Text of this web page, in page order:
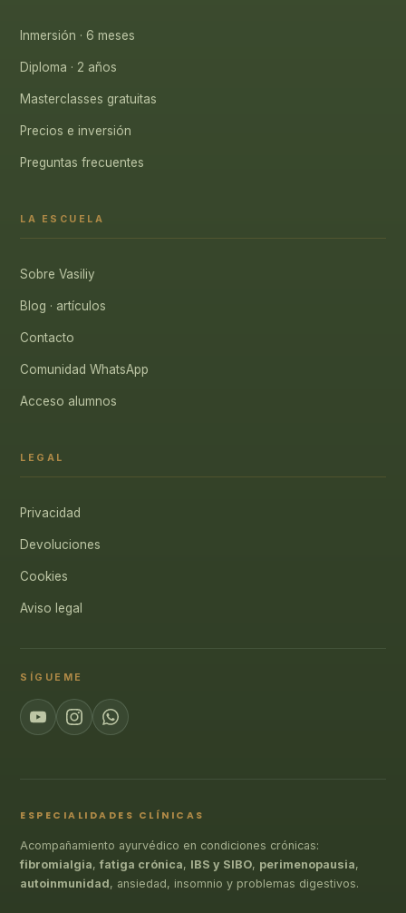
Inmersión · 6 meses
Diploma · 2 años
Masterclasses gratuitas
Precios e inversión
Preguntas frecuentes
LA ESCUELA
Sobre Vasiliy
Blog · artículos
Contacto
Comunidad WhatsApp
Acceso alumnos
LEGAL
Privacidad
Devoluciones
Cookies
Aviso legal
SÍGUEME
ESPECIALIDADES CLÍNICAS
Acompañamiento ayurvédico en condiciones crónicas:
fibromialgia,fatiga crónica, IBS y SIBO, perimenopausia,
autoinmunidad, ansiedad, insomnio y problemas digestivos.